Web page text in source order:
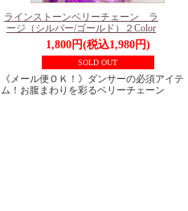
ラインストーンベリーチェーン ラ
ージ（シルバー/ゴールド）２Color
1,800円(税込1,980円)
SOLD OUT
《メール便ＯＫ！》ダンサーの必須アイテ
ム！お腹まわりを彩るベリーチェーン